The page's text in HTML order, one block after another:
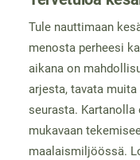
Tule nauttimaan
menosta perheesi
aikana on
arjesta, tavata
seurasta.
mukavaan
maalaismiljöössä.